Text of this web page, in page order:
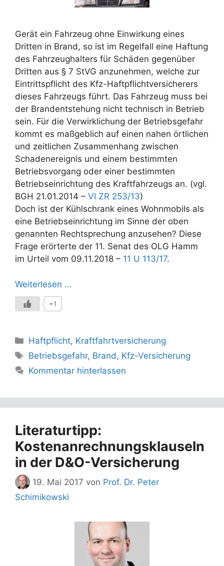
Gerät ein Fahrzeug ohne Einwirkung eines
Dritten in Brand, so ist im Regelfall eine Haftung
des Fahrzeughalters für Schäden gegenüber
Dritten aus § 7 StVG anzunehmen, welche zur
Eintrittspflicht des Kfz-Haftpflichtversicherers
dieses Fahrzeugs führt. Das Fahrzeug muss bei
der Brandentstehung nicht technisch in Betrieb
sein. Für die Verwirklichung der Betriebsgefahr
kommt es maßgeblich auf einen nahen örtlichen
und zeitlichen Zusammenhang zwischen
Schadenereignis und einem bestimmten
Betriebsvorgang oder einer bestimmten
Betriebseinrichtung des Kraftfahrzeugs an. (vgl.
BGH 21.01.2014 – VI ZR 253/13)
Doch ist der Kühlschrank eines Wohnmobils als
eine Betriebseinrichtung im Sinne der oben
genannten Rechtsprechung anzusehen? Diese
Frage erörterte der 11. Senat des OLG Hamm
im Urteil vom 09.11.2018 – 11 U 113/17.
Weiterlesen …
+1
Kategorien
Haftpflicht, Kraftfahrtversicherung
Schlagwörter
Betriebsgefahr, Brand , Kfz-Versicherung
Kommentar hinterlassen
Literaturtipp:
Kostenanrechnungsklauseln
in der D&O-Versicherung
19. Mai 2017 von Prof. Dr. Peter
Schimikowski